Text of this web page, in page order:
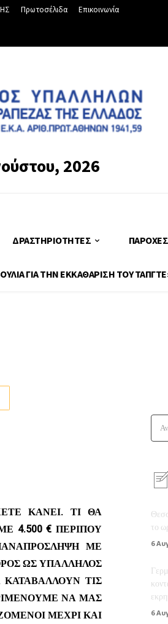
Πρωτοσέλιδα
Επικοινωνία
2026
ΔΡΑΣΤΗΡΙΌΤΗΤΕΣ ΠΑΡΟΧΕΣ
ΓΙΑ ΤΗΝ ΕΚΚΑΘΑΡΙΣΗ ΤΟΥ
ΚΑΝΕΙ. ΤΙ ΘΑ
4.500 € ΠΕΡΙΠΟΥ
ΜΕ
ΩΣ ΥΠΑΛΛΗΛΟΣ
ΤΙΣ
ΝΑ ΜΑΣ
ΜΕΧΡΙ ΚΑΙ
το
6
6